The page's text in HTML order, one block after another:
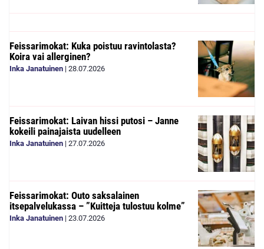
Feissarimokat: Kuka poistuu ravintolasta?
Koira vai allerginen?
Inka Janatuinen | 28.07.2026
Feissarimokat: Laivan hissi putosi – Janne
kokeili painajaista uudelleen
Inka Janatuinen | 27.07.2026
Feissarimokat: Outo saksalainen
itsepalvelukassa – ”Kuitteja tulostuu kolme”
Inka Janatuinen | 23.07.2026